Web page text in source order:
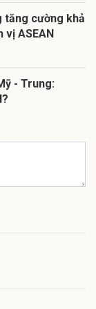
tăng cường khả
ASEAN
- Trung: